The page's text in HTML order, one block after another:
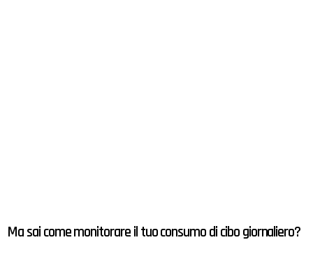
Ma sai come monitorare il tuo consumo di cibo giornaliero?